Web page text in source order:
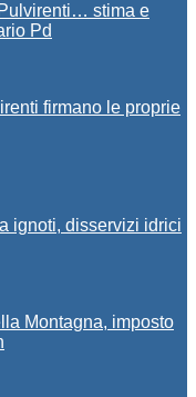
stima e
Pd
firmano le proprie
ignoti, disservizi idrici
Montagna, imposto